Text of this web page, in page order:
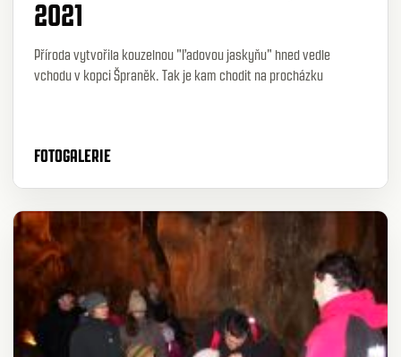
2021
Příroda vytvořila kouzelnou "ľadovou jaskyňu" hned vedle
vchodu v kopci Špraněk. Tak je kam chodit na procházku
FOTOGALERIE